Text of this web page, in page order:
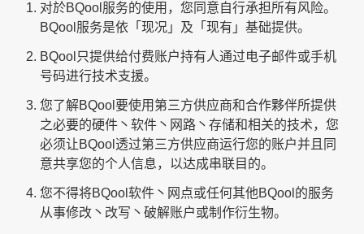
对於BQool服务的使用，您同意自行承担所有风险。
BQool服务是依「现况」及「现有」基础提供。
BQool只提供给付费账户持有人通过电子邮件或手机
号码进行技术支援。
您了解BQool要使用第三方供应商和合作夥伴所提供
之必要的硬件丶软件丶网路丶存储和相关的技术，您
必须让BQool透过第三方供应商运行您的账户并且同
意共享您的个人信息，以达成串联目的。
您不得将BQool软件丶网点或任何其他BQool的服务
从事修改丶改写丶破解账户或制作衍生物。